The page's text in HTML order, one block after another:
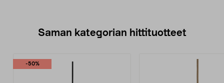
Saman kategorian hittituotteet
-50%